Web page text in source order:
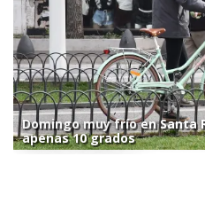
Domingo muy frío en Santa
apenas 10 grados